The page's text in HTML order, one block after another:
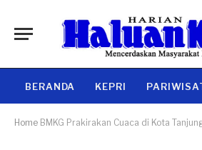
BERANDA KEPRI
Home BMKG Prakirakan Cuaca di Kota Tanjungpinang Hujan